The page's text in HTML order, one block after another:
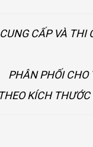
CẤP VÀ
PHÂN PHỐI
KÍCH